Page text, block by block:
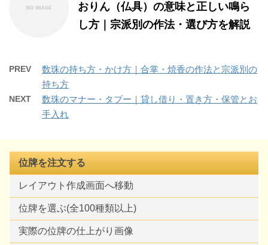
おりん（仏具）の意味と正しい鳴ら
し方｜宗派別の作法・選び方を解説
PREV
数珠の持ち方・かけ方｜合掌・焼香の作法と宗派別の
持ち方
NEXT
数珠のマナー・タブー｜貸し借り・置き方・保管とお
手入れ
位牌を注文する
レイアウト作成画面へ移動
位牌を選ぶ(全100種類以上)
実際の位牌の仕上がり画像